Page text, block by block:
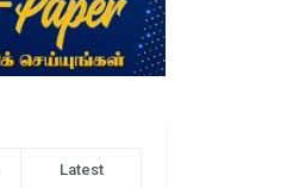
Latest